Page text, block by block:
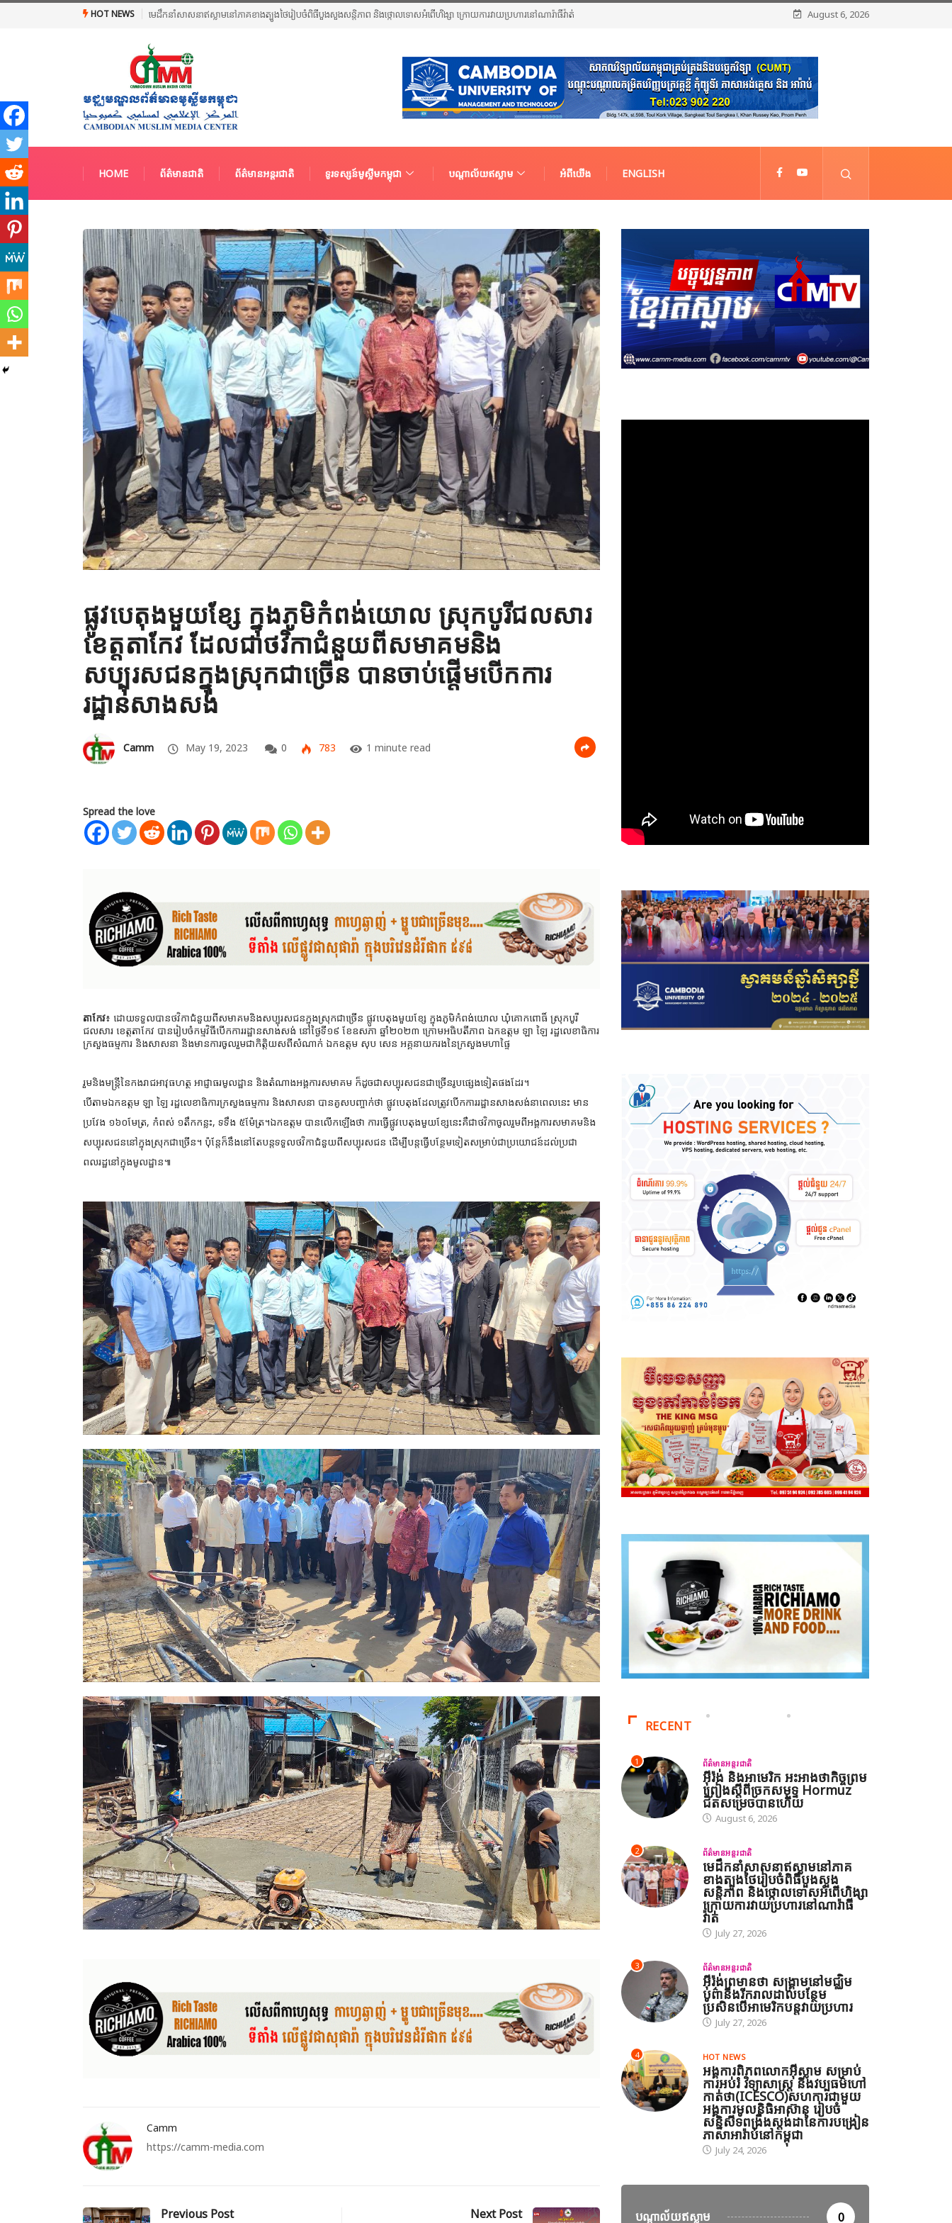
HOT NEWS មេដឹកនាំសាសនាឥស្លាមនៅភាគខាងត្បូងថៃរៀបចំពិធីបួងសួងសន្តិភាព និងថ្កោលទោសអំពើហិង្សា ក្រោយការវាយប្រហារនៅណារ៉ាធីវ៉ាត់ August 6, 2026
HOME ព័ត៌មានជាតិ ព័ត៌មានអន្តរជាតិ ទូរទស្សន៍មូស្លីមកម្ពុជា បណ្តាល័យឥស្លាម អំពីយើង ENGLISH
ផ្លូវបេតុងមួយខ្សែ ក្នុងភូមិកំពង់យោល ស្រុកបូរីជលសារ
ខេត្តតាកែវ ដែលជាថវិកាជំនួយពីសមាគមនិង
សប្បុរសជនក្នុងស្រុកជាច្រើន បានចាប់ផ្តើមបើកការ
រដ្ឋានសាងសង់
Camm May 19, 2023 0 783 1 minute read
Spread the love
តាកែវ៖ ដោយទទួលបានថវិកាជំនួយពីសមាគមនិងសប្បុរសជនក្នុងស្រុកជាច្រើន ផ្លូវបេតុងមួយខ្សែ ក្នុងភូមិកំពង់យោល ឃុំគោកពោធិ៍ ស្រុកបូរី
ជលសារ ខេត្តតាកែវ បានរៀបចំកម្មវិធីបើកការរដ្ឋានសាងសង់ នៅថ្ងៃទី១៩ ខែឧសភា ឆ្នាំ២០២៣ ក្រោមអធិបតីភាព ឯកឧត្ដម ឡា ឡៃ រដ្ឋលេខាធិការ
ក្រសួងធម្មការ និងសាសនា និងមានការចូលរួមជាកិត្តិយសពីសំណាក់ ឯកឧត្តម សុប សេន អគ្គនាយករងនៃក្រសួងមហាផ្ទៃ
រួមនិងមន្ត្រីនៃកងរាជអាវុធហត្ថ អាជ្ញាធរមូលដ្ឋាន និងតំណាងអង្គការសមាគម ក៏ដូចជាសប្បុរសជនជាច្រើនរូបផ្សេងទៀតផងដែរ។
បើតាមឯកឧត្តម ឡា ឡៃ រដ្ឋលេខាធិការក្រសួងធម្មការ និងសាសនា បានគូសបញ្ចាក់ថា ផ្លូវបេតុងដែលត្រូវបើកការរដ្ឋានសាងសង់នាពេលនេះ មាន
ប្រវែង ១៦០មែត្រ, កំពស់ ១តឹកកន្លះ, ទទឹង ៥ម៉ែត្រ។ឯកឧត្តម បានលើកឡើងថា ការធ្វើផ្លូវបេតុងមួយខ្សែនេះគឺជាថវិកាចូលរួមពីអង្គការសមាគមនិង
សប្បុរសជននៅក្នុងស្រុកជាច្រើន។ ប៉ុន្តែក៏នឹងនៅតែបន្តទទួលថវិកាជំនួយពីសប្បុរសជន ដើម្បីបន្តធ្វើបន្ថែមទៀតសម្រាប់ជាប្រយោជន៍ដល់ប្រជា
ពលរដ្ឋនៅក្នុងមូលដ្ឋាន៕
Camm
https://camm-media.com
Previous Post Next Post
RECENT
1 ព័ត៌មានអន្តរជាតិ
អ៊ីរ៉ង់ និងអាមេរិក អះអាងថាកិច្ចព្រម
ព្រៀងស្តីពីច្រកសមុទ្ទ Hormuz
ជិតសម្រេចបានហើយ
August 6, 2026
2 ព័ត៌មានអន្តរជាតិ
មេដឹកនាំសាសនាឥស្លាមនៅភាគ
ខាងត្បូងថៃរៀបចំពិធីបួងសួង
សន្តិភាព និងថ្កោលទោសអំពើហិង្សា
ក្រោយការវាយប្រហារនៅណារ៉ាធី
វ៉ាត់
July 27, 2026
3 ព័ត៌មានអន្តរជាតិ
អ៊ីរ៉ង់ព្រមានថា សង្គ្រាមនៅមជ្ឈិម
បូព៌ានឹងរីករាលដាលបន្ថែម
ប្រសិនបើអាមេរិកបន្តវាយប្រហារ
July 27, 2026
4 HOT NEWS
អង្គការពិភពលោកអ៊ីស្លាម សម្រាប់
ការអប់រំ វិទ្យាសាស្ត្រ និងវប្បធម៌ហៅ
កាត់ថា(ICESCO)សហការជាមួយ
អង្គការមូលនិធិអាស៊ាន រៀបចំ
សន្និសីទពង្រឹងស្តង់ដានៃការបង្រៀន
ភាសាអារ៉ាប់នៅកម្ពុជា
July 24, 2026
បណ្តាល័យឥស្លាម 0